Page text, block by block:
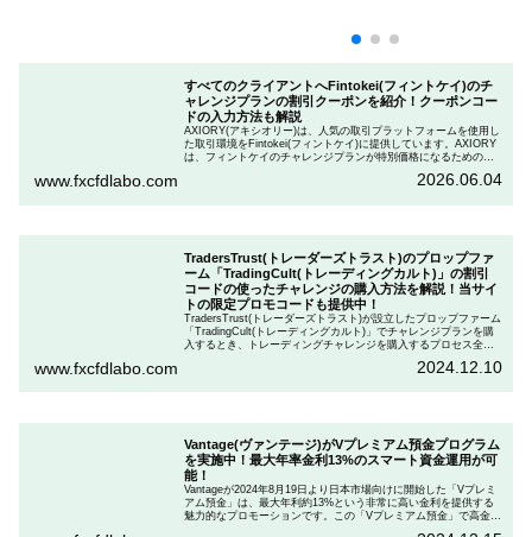
すべてのクライアントへFintokei(フィントケイ)のチ
ャレンジプランの割引クーポンを紹介！クーポンコー
ドの入力方法も解説
AXIORY(アキシオリー)は、人気の取引プラットフォームを使用し
た取引環境をFintokei(フィントケイ)に提供しています。AXIORY
は、フィントケイのチャレンジプランが特別価格になるためのク
ランを申し込むときのクーポンコードを入力して割引にする方法
www.fxcfdlabo.com 2026.06.04
TradersTrust(トレーダーズトラスト)のプロップファ
ーム「TradingCult(トレーディングカルト)」の割引
コードの使ったチャレンジの購入方法を解説！当サイ
トの限定プロモコードも提供中！
TradersTrust(トレーダーズトラスト)が設立したプロップファーム
「TradingCult(トレーディングカルト)」でチャレンジプランを購
入するとき、トレーディングチャレンジを購入するプロセス全体
ます。さらに、TradingCultがほぼ定期的に実施している割引コー
www.fxcfdlabo.com 2024.12.10
Vantage(ヴァンテージ)がVプレミアム預金プログラム
を実施中！最大年率金利13%のスマート資金運用が可
能！
Vantageが2024年8月19日より日本市場向けに開始した「Vプレミ
アム預金」は、最大年利約13%という非常に高い金利を提供する
魅力的なプロモーションです。この「Vプレミアム預金」で高金利